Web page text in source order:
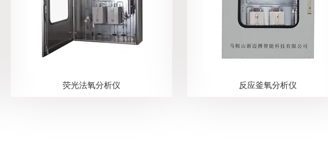
荧光法氧分析仪 反应釜氧分析仪